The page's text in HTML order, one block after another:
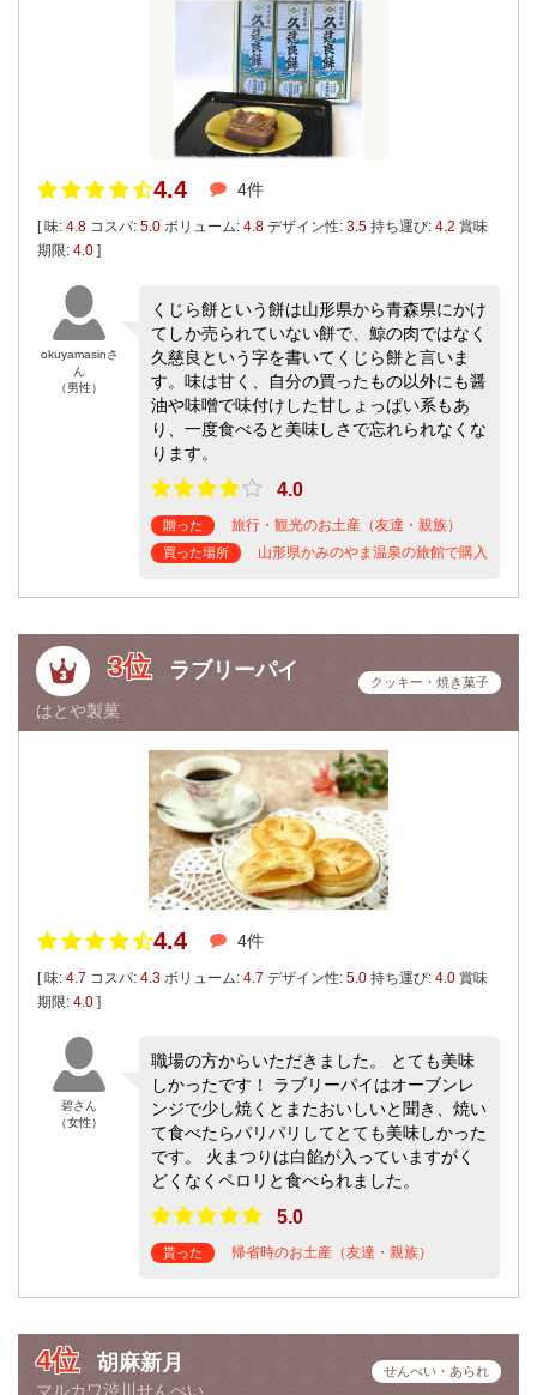
4.4 4件
[ 味: 4.8 コスパ: 5.0 ボリューム: 4.8 デザイン性: 3.5 持ち運び: 4.2 賞味
期限: 4.0 ]
okuyamasinさ
ん
（男性）
くじら餅という餅は山形県から青森県にかけ
てしか売られていない餅で、鯨の肉ではなく
久慈良という字を書いてくじら餅と言いま
す。味は甘く、自分の買ったもの以外にも醤
油や味噌で味付けした甘しょっぱい系もあ
り、一度食べると美味しさで忘れられなくな
ります。
4.0
贈った 旅行・観光のお土産（友達・親族）
買った場所 山形県かみのやま温泉の旅館で購入
3位 ラブリーパイ
はとや製菓
クッキー・焼き菓子
4.4 4件
[ 味: 4.7 コスパ: 4.3 ボリューム: 4.7 デザイン性: 5.0 持ち運び: 4.0 賞味
期限: 4.0 ]
碧さん
（女性）
職場の方からいただきました。 とても美味
しかったです！ ラブリーパイはオーブンレ
ンジで少し焼くとまたおいしいと聞き、焼い
て食べたらパリパリしてとても美味しかった
です。 火まつりは白餡が入っていますがく
どくなくペロリと食べられました。
5.0
貰った 帰省時のお土産（友達・親族）
4位 胡麻新月
マルカワ渋川せんべい
せんべい・あられ